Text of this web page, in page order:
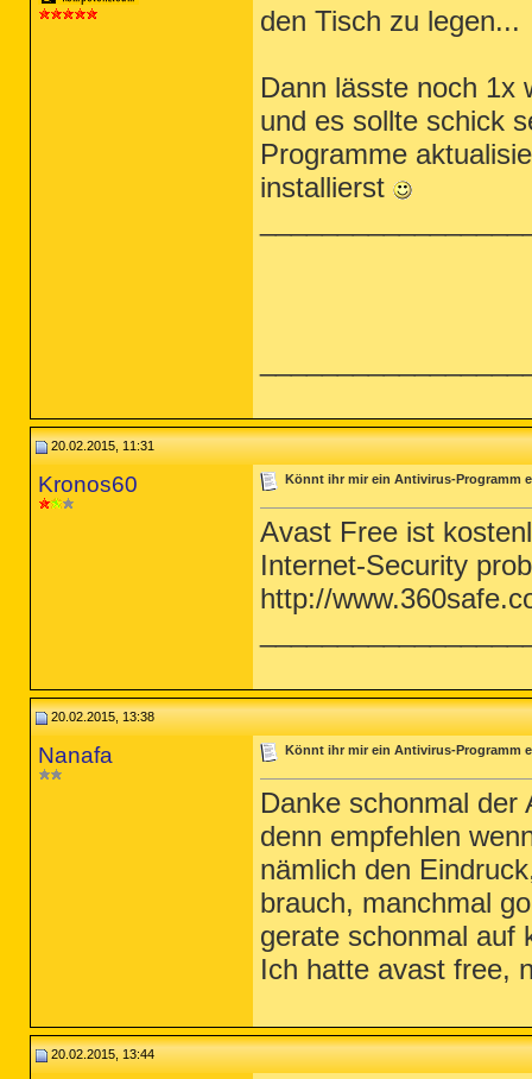
den Tisch zu legen...
Dann lässte noch 1x
und es sollte schick
Programme
installierst
20.02.2015, 11:31
Kronos60 Könnt ihr mir ein Antivirus-Programm
Avast Free ist
Internet-Security
http://
20.02.2015, 13:38
Nanafa Könnt ihr mir ein Antivirus-Programm
Danke schonmal
denn empfehlen
nämlich den
brauch, manchmal
gerate schonmal auf
Ich hatte avast free,
20.02.2015, 13:44